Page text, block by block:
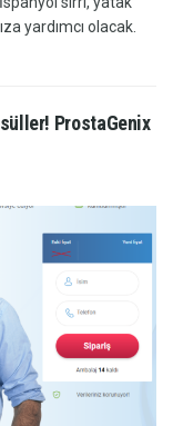
yardımcı olacak.
ProstaGenix